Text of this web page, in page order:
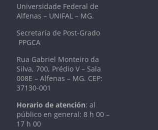
Universidade Federal de
Alfenas – UNIFAL – MG.
Secretaría de Post-Grado
PPGCA
Rua Gabriel Monteiro da
Silva, 700, Prédio V – Sala
008E – Alfenas – MG. CEP:
37130-001
Horario de atención: al
público en general: 8 h 00 –
17 h 00